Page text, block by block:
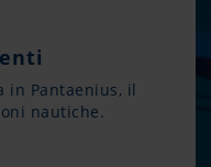
in Pantaenius, il
nautiche.